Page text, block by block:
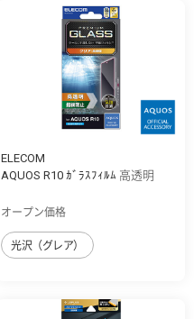
ELECOM
AQUOS R10 ｶﾞﾗｽﾌｨﾙﾑ 高透明
オープン価格
光沢（グレア）